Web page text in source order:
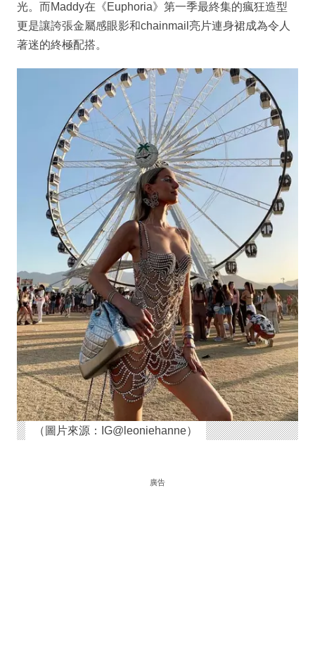
光。而Maddy在《Euphoria》第一季最終集的瘋狂造型
更是讓誇張金屬感眼影和chainmail亮片連身裙成為令人
著迷的終極配搭。
（圖片來源：IG@leoniehanne）
廣告